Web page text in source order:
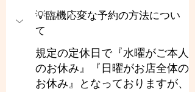
💡臨機応変な予約の方法につい
て
規定の定休日で『水曜がご本人
のお休み』『日曜がお店全体の
お休み』となっておりますが、